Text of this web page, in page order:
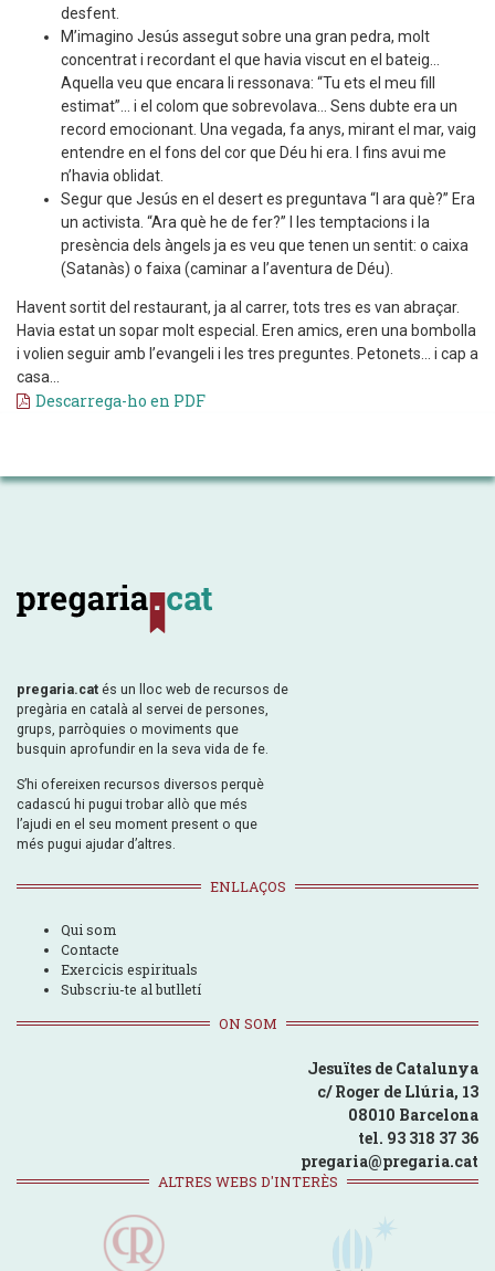
desfent.
M’imagino Jesús assegut sobre una gran pedra, molt
concentrat i recordant el que havia viscut en el bateig...
Aquella veu que encara li ressonava: “Tu ets el meu fill
estimat”... i el colom que sobrevolava... Sens dubte era un
record emocionant. Una vegada, fa anys, mirant el mar, vaig
entendre en el fons del cor que Déu hi era. I fins avui me
n’havia oblidat.
Segur que Jesús en el desert es preguntava “I ara què?” Era
un activista. “Ara què he de fer?” I les temptacions i la
presència dels àngels ja es veu que tenen un sentit: o caixa
(Satanàs) o faixa (caminar a l’aventura de Déu).
Havent sortit del restaurant, ja al carrer, tots tres es van abraçar.
Havia estat un sopar molt especial. Eren amics, eren una bombolla
i volien seguir amb l’evangeli i les tres preguntes. Petonets... i cap a
casa...
Descarrega-ho en PDF
pregaria.cat és un lloc web de recursos de
pregària en català al servei de persones,
grups, parròquies o moviments que
busquin aprofundir en la seva vida de fe.
S’hi ofereixen recursos diversos perquè
cadascú hi pugui trobar allò que més
l’ajudi en el seu moment present o que
més pugui ajudar d’altres.
ENLLAÇOS
Qui som
Contacte
Exercicis espirituals
Subscriu-te al butlletí
ON SOM
Jesuïtes de Catalunya
c/ Roger de Llúria, 13
08010 Barcelona
tel. 93 318 37 36
pregaria@pregaria.cat
ALTRES WEBS D'INTERÈS